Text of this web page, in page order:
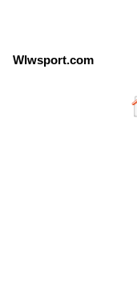
WIwsport.com